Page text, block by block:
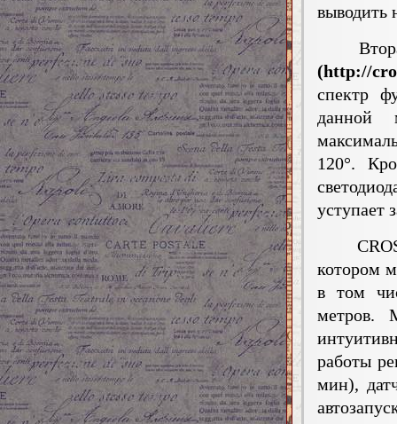
выводить
Вторая
(http://
спектр
данной
120°.
уступает
котором
в том
метров.
работы
мин),